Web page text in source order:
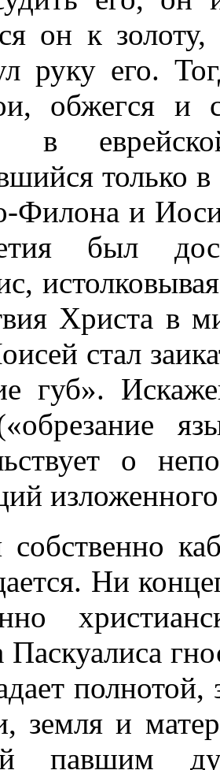
он к
руку его.
обжегся и
в
только
Филона и
был
Христа в
стал
губ».
о
Ни
земля и
павшим